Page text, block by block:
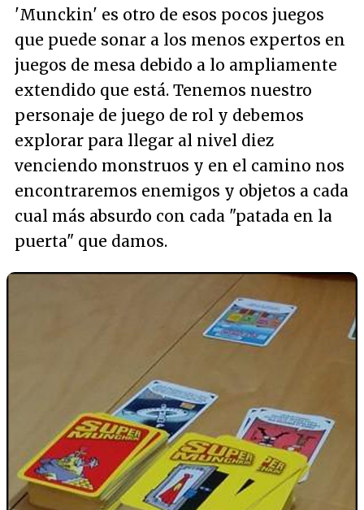
'Munckin' es otro de esos pocos juegos
que puede sonar a los menos expertos en
juegos de mesa debido a lo ampliamente
extendido que está. Tenemos nuestro
personaje de juego de rol y debemos
explorar para llegar al nivel diez
venciendo monstruos y en el camino nos
encontraremos enemigos y objetos a cada
cual más absurdo con cada "patada en la
puerta" que damos.